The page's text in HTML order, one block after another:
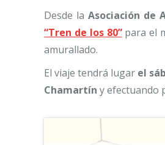
Desde la Asociación de
“Tren de los 80”para el
amurallado.
El viaje tendrá lugar el
Chamartín y efectuando